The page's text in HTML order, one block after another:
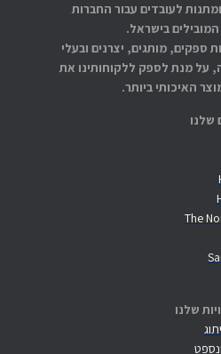
שלנו
The
שלנו
לעובדים עבור החברות
המובילים בישראל.
ספקים, מותגים, יצרנים ובעלי
על מנת לספק ללקוחותינו את
האיכותי ביותר.